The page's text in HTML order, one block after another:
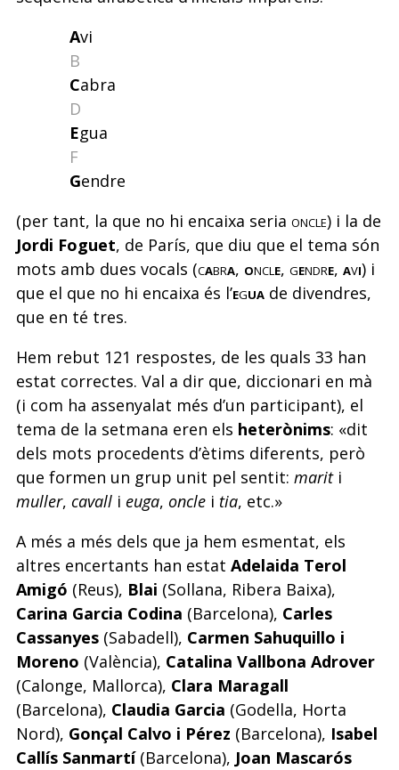
Avi
B
Cabra
D
Egua
F
Gendre
(per tant, la que no hi encaixa seria oncle) i la de
Jordi Foguet, de París, que diu que el tema són
mots amb dues vocals (cabra, oncle, gendre, avi) i
que el que no hi encaixa és l’eguade divendres,
que en té tres.
Hem rebut 121 respostes, de les quals 33 han
estat correctes. Val a dir que, diccionari en mà
(i com ha assenyalat més d’un participant), el
tema de la setmana eren els heterònims: «dit
dels mots procedents d’ètims diferents, però
que formen un grup unit pel sentit: mariti
muller, cavalli euga, onclei tia, etc.»
A més a més dels que ja hem esmentat, els
altres encertants han estat Adelaida Terol
Amigó (Reus), Blai (Sollana, Ribera Baixa),
Carina Garcia Codina (Barcelona), Carles
Cassanyes(Sabadell), Carmen Sahuquillo i
Moreno (València), Catalina Vallbona Adrover
(Calonge, Mallorca), Clara Maragall
(Barcelona), Claudia Garcia (Godella, Horta
Nord), Gonçal Calvo i Pérez (Barcelona), Isabel
Callís Sanmartí(Barcelona), Joan Mascarós